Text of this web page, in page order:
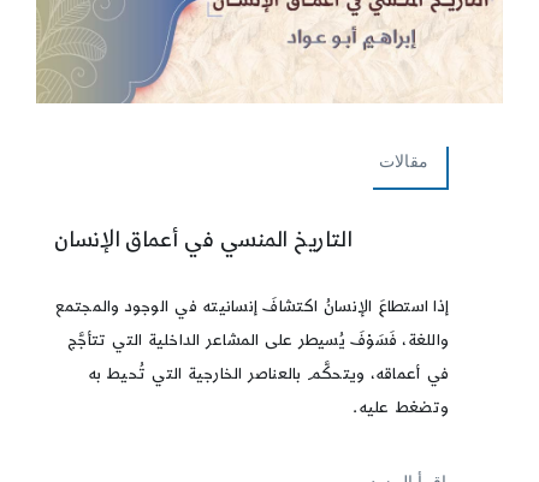
مقالات
التاريخ المنسي في أعماق الإنسان
إذا استطاعَ الإنسانُ اكتشافَ إنسانيته في الوجود والمجتمع
واللغة، فَسَوْفَ يُسيطر على المشاعر الداخلية التي تتأجَّج
في أعماقه، ويتحكَّم بالعناصر الخارجية التي تُحيط به
وتضغط عليه.